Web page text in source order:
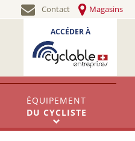
Contact Magasins
ACCÉDER À
ÉQUIPEMENT
DU CYCLISTE